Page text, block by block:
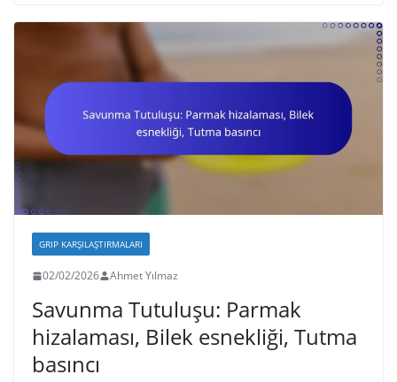
GRIP KARŞILAŞTIRMALARI
02/02/2026 Ahmet Yılmaz
Savunma Tutuluşu: Parmak
hizalaması, Bilek esnekliği, Tutma
basıncı